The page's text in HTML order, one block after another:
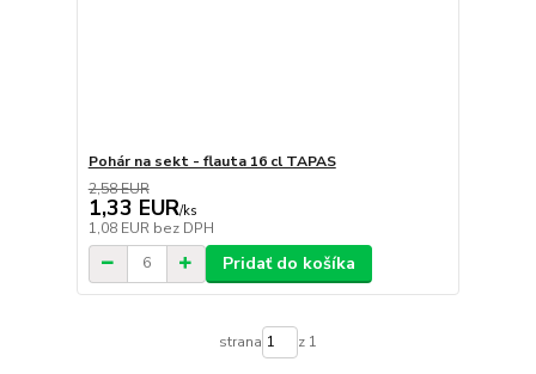
Pohár na sekt - flauta 16 cl TAPAS
2,58 EUR
1,33 EUR/ks
1,08 EUR bez DPH
Pridať do košíka
strana z 1